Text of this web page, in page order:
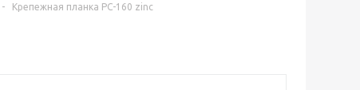
- Крепежная планка PC-160 zinc